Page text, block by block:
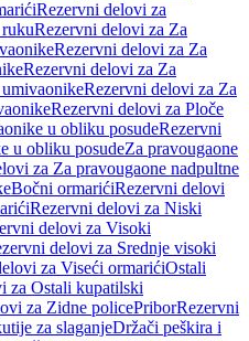
Rezervni delovi za
Rezervni delovi za Za
Rezervni delovi za Za
Rezervni delovi za Za
Rezervni delovi za Za
Rezervni delovi za Ploče
u obliku posudeRezervni
u obliku posudeZa pravougaone
za Za pravougaone nadpultne
Bočni ormarićiRezervni delovi
Rezervni delovi za Niski
delovi za Visoki
delovi za Srednje visoki
za Viseći ormarićiOstali
za Ostali kupatilski
za Zidne policePriborRezervni
za slaganjeDržači peškira i